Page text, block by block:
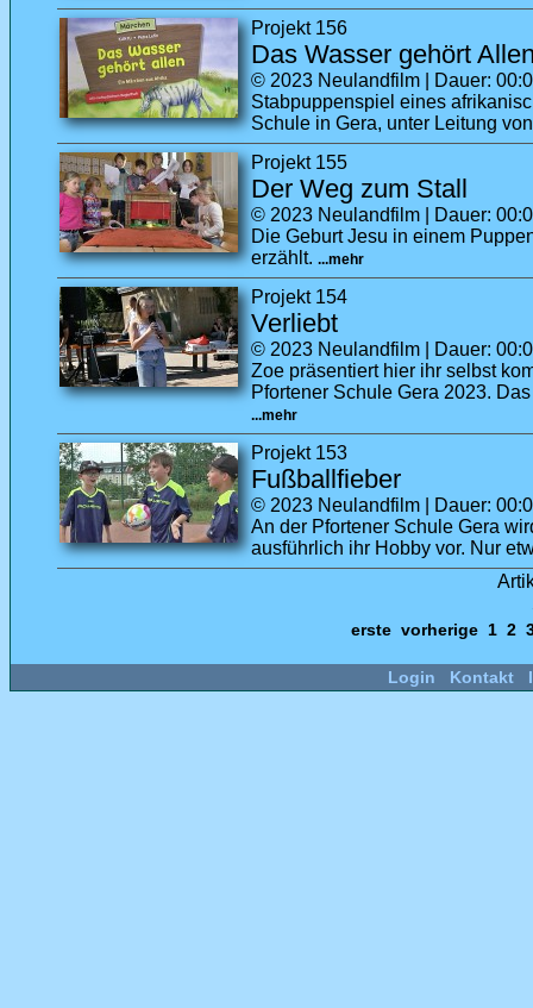
Projekt 156
Das Wasser gehört
© 2023 Neulandfilm | Dauer:
Stabpuppenspiel eines
Schule in Gera, unter Leitung
Projekt 155
Der Weg zum Stall
© 2023 Neulandfilm | Dauer:
Die Geburt Jesu in einem
erzählt. ...mehr
Projekt 154
Verliebt
© 2023 Neulandfilm | Dauer:
Zoe präsentiert hier ihr selbst
Pfortener Schule Gera 2023.
...mehr
Projekt 153
Fußballfieber
© 2023 Neulandfilm | Dauer:
An der Pfortener Schule Gera
ausführlich ihr Hobby vor. Nur
erste vorherige 1 2
Login Kontakt